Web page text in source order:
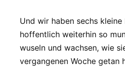
Und wir haben sechs
hoffentlich weiterhin so
wuseln und wachsen, wie
vergangenen Woche getan